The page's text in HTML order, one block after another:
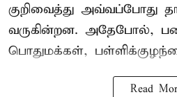
குறிவைத்து அவ்வப்போது
வருகின்றன. அதேபோல்,
பொதுமக்கள்,
Read